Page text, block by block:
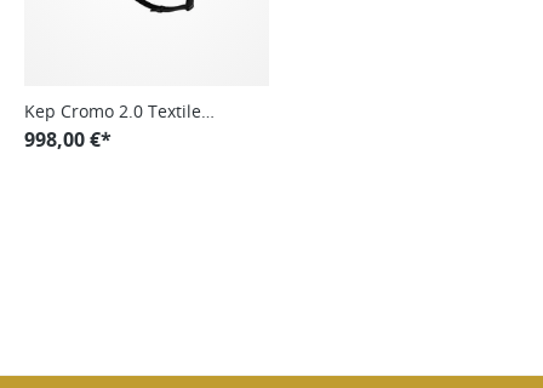
Kep Cromo 2.0 Textile
Swarovski
998,00 €*